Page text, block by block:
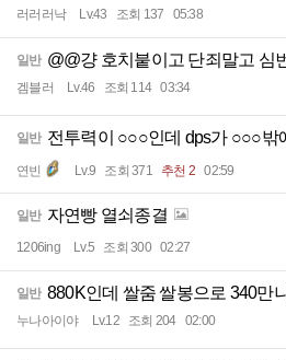
러러러낙 Lv.43 조회 137 05:38
일반 @@걍 호치붙이고 단죄말고 심
겜블러 Lv.46 조회 114 03:34
일반 전투력이 ○○○인데 dps가 ○○○밖
연빈 Lv.9 조회 371 추천 2 02:59
일반 자연빵 열쇠종결
1206ing Lv.5 조회 300 02:27
일반 880K인데 쌀줌 쌀봉으로 340만
누나아이야 Lv.12 조회 204 02:00